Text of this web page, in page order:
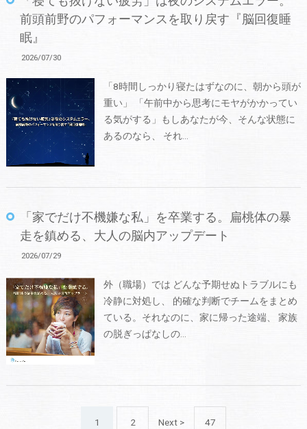
前頭前野のパフォーマンスを取り戻す『脳回復睡
眠』
2026/07/30
「8時間しっかり寝たはずなのに、朝から頭が
重い」 「午前中から思考にモヤがかかってい
る気がする」もしあなたが今、そんな状態に
あるのなら、 それ…
「家でだけ不機嫌な私」を卒業する。扁桃体の暴
走を鎮める、大人の脳内アップデート
2026/07/29
外（職場）では どんな予期せぬトラブルにも
冷静に対処し、 的確な判断でチームをまとめ
ている。それなのに、家に帰った途端、 家族
の脱ぎっぱなしの…
1 2 Next > 47